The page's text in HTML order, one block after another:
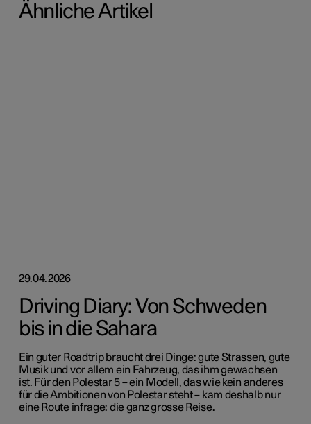
Ähnliche Artikel
29.04.2026
Driving Diary: Von Schweden
bis in die Sahara
Ein guter Roadtrip braucht drei Dinge: gute Strassen, gute
Musik und vor allem ein Fahrzeug, das ihm gewachsen
ist. Für den Polestar 5 – ein Modell, das wie kein anderes
für die Ambitionen von Polestar steht – kam deshalb nur
eine Route infrage: die ganz grosse Reise.